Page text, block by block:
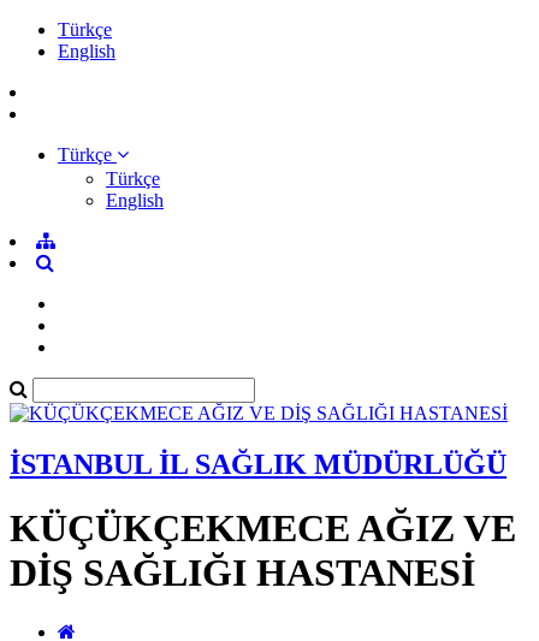
Türkçe
English
Türkçe
Türkçe
English
İSTANBUL İL SAĞLIK MÜDÜRLÜĞÜ
KÜÇÜKÇEKMECE AĞIZ VE
DİŞ SAĞLIĞI HASTANESİ